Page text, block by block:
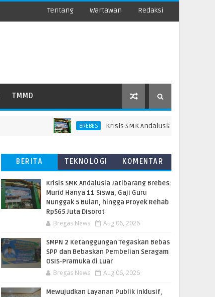
Tentang Wartawan Redaksi
TMMD
BREBES Krisis SMK Andalusia Jatibarang
BERITA
TERBARU
TEKNOLOGI
KOMENTAR
Krisis SMK Andalusia Jatibarang Brebes:
Murid Hanya 11 Siswa, Gaji Guru
Nunggak 5 Bulan, hingga Proyek Rehab
Rp565 Juta Disorot
Bregas News Aug 06, 2026
SMPN 2 Ketanggungan Tegaskan Bebas
SPP dan Bebaskan Pembelian Seragam
OSIS-Pramuka di Luar
Bregas News Aug 06, 2026
​Mewujudkan Layanan Publik Inklusif,